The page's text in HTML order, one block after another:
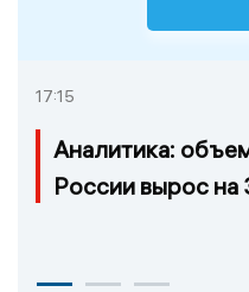
17:15
Аналитика:
России вырос на